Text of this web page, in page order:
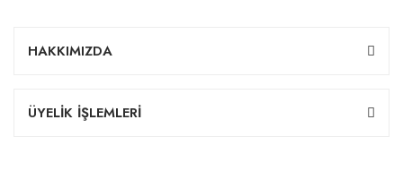
HAKKIMIZDA
ÜYELİK İŞLEMLERİ